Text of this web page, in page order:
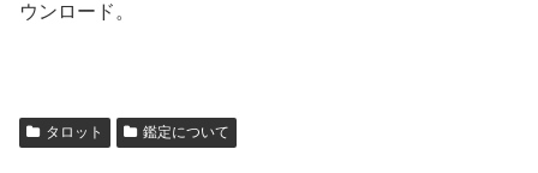
ウンロード。
タロット 鑑定について